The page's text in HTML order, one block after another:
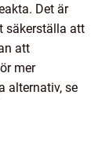
Det är
säkerställa att
att
mer
alternativ, se